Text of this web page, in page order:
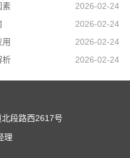
素
2026-02-24
2026-02-24
2026-02-24
析
2026-02-24
段路西2617号
理